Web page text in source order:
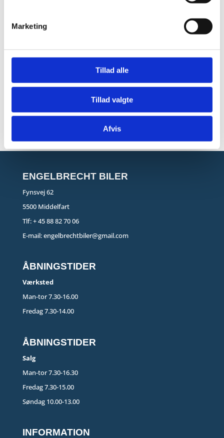
Marketing
Tillad alle
Tillad valgte
Afvis
ENGELBRECHT BILER
Fynsvej 62
5500 Middelfart
Tlf:+ 45 88 82 70 06
E-mail:engelbrechtbiler@gmail.com
ÅBNINGSTIDER
Værksted
Man-tor 7.30-16.00
Fredag 7.30-14.00
ÅBNINGSTIDER
Salg
Man-tor 7.30-16.30
Fredag 7.30-15.00
Søndag 10.00-13.00
INFORMATION